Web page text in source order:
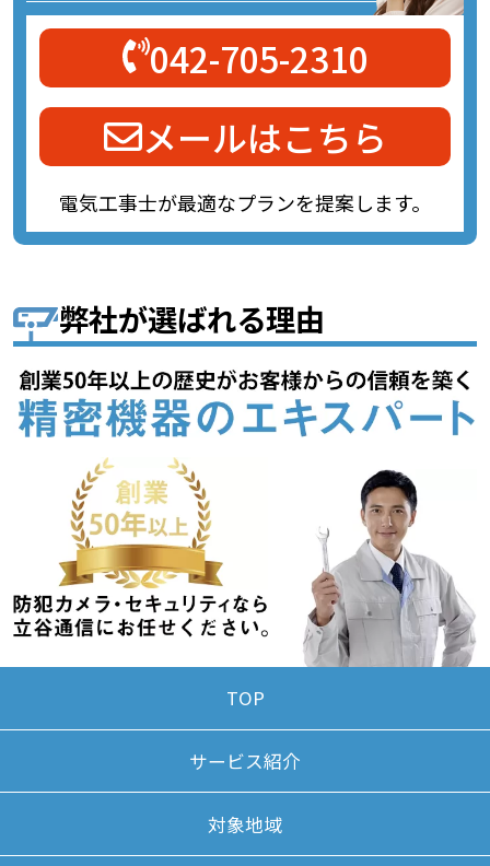
042-705-2310
メールはこちら
電気工事士が最適なプランを提案します。
弊社が選ばれる理由
TOP
サービス紹介
対象地域